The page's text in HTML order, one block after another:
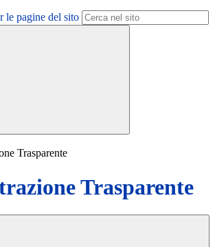
le pagine del sito
Trasparente
Trasparente